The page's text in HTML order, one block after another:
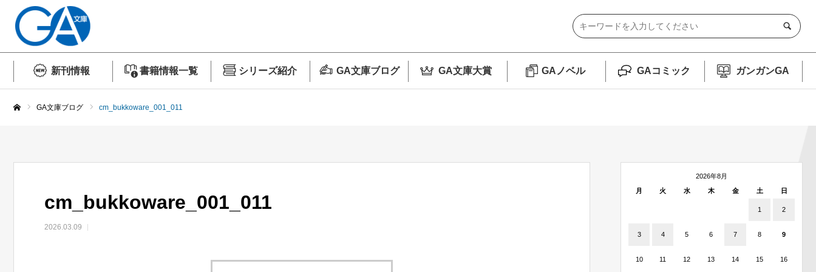
新刊情報 書籍情報一覧 シリーズ紹介 GA文庫ブログ GA文庫大賞 GAノベル GAコミック ガンガンGA
GA文庫ブログ cm_bukkoware_001_011
cm_bukkoware_001_011
2026.03.09
2026年8月
月
火 水 木 金 土 日
1 2
3 4 5 6 7 8 9
10 11 12 13 14 15 16